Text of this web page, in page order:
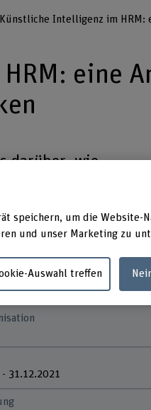
Künstliche Intelligenz im HRM:
eine
darüber, wie
und sich
von
31.12.2021
speichern, um die Website-
und unser Marketing zu
Auswahl treffen